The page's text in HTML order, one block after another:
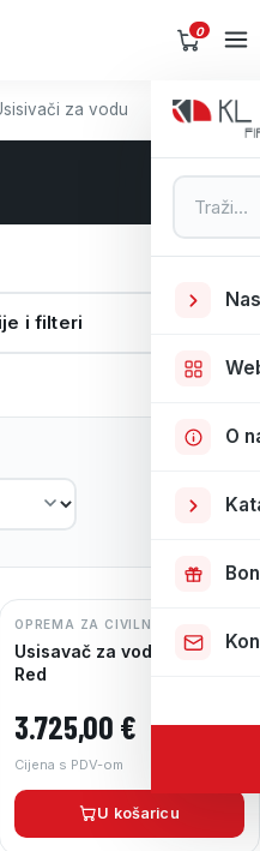
0
Pretraga
O
za vodu
i filteri
OPREMA ZA CIVILNU ZAŠTITU
Usisavač za vodu Hydra
Red
3.725,00 €
Cijena s PDV-om
U košaricu